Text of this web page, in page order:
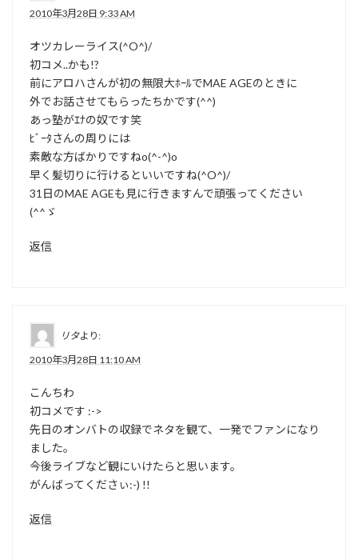
2010年3月28日 9:33 AM
オツカレーライス(^O^)/
初コメ..かも!?
前にアロハさんが初の無限大ﾎｰﾙでMAE AGEのときに
外でお話させてもらったちかです(^^)
あっ塾がｴﾅの奴です笑
ﾋﾞｰﾀさんの周りには
素敵な方ばかりですねo(^-^)o
早く髪切りに行けるといいですね(^O^)/
31日のMAE AGEも見に行きますんで頑張ってください
(^^ゞ
返信
リタより:
2010年3月28日 11:10 AM
こんちわ
初コメです :->
先日のオンバトの収録でネタを観て、一発でファンになり
ました。
今後ライブなど観にいけたらと思います。
がんばってくださぃ:-) !!
返信